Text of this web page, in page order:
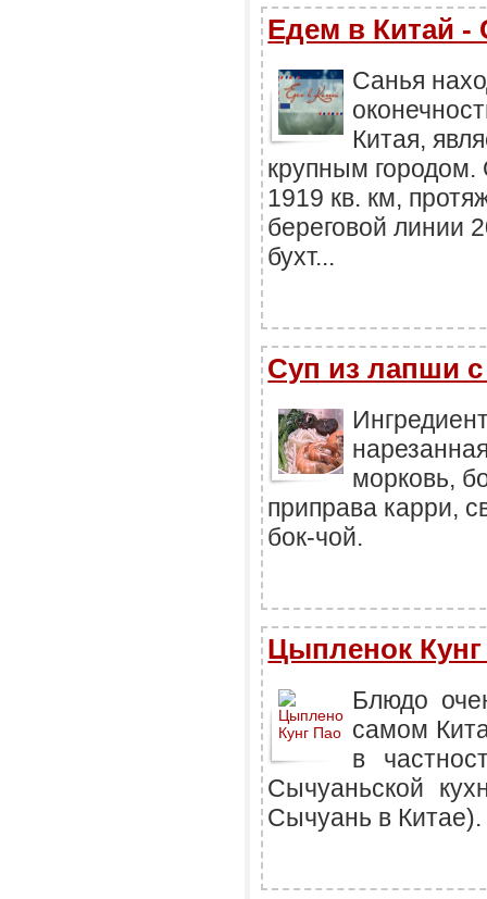
Едем в Китай -
Санья
Китая,
крупным
1919 кв. км,
береговой линии
бухт...
Суп из лапши с
морковь,
приправа карри,
бок-чой.
Цыпленок
Блюдо
самом
в
Сычуаньской
Сычуань в Китае).